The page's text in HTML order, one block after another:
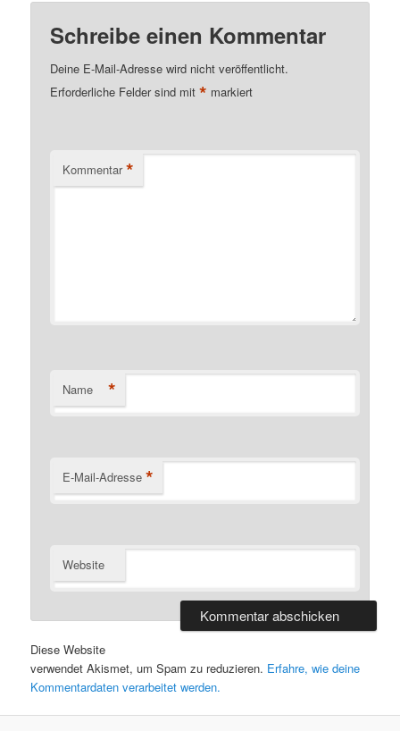
Schreibe einen Kommentar
Deine E-Mail-Adresse wird nicht veröffentlicht.
Erforderliche Felder sind mit* markiert
Kommentar *
Name *
E-Mail-Adresse *
Website
Diese Website
verwendet Akismet, um Spam zu reduzieren. Erfahre, wie deine
Kommentardaten verarbeitet werden.